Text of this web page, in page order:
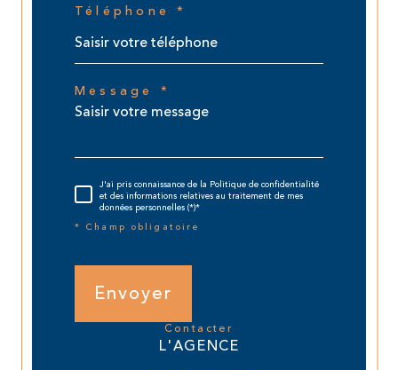
Téléphone *
Message *
J'ai pris connaissance de la Politique de confidentialité
et des informations relatives au traitement de mes
données personnelles (*)*
* Champ obligatoire
Envoyer
contacter
L'AGENCE